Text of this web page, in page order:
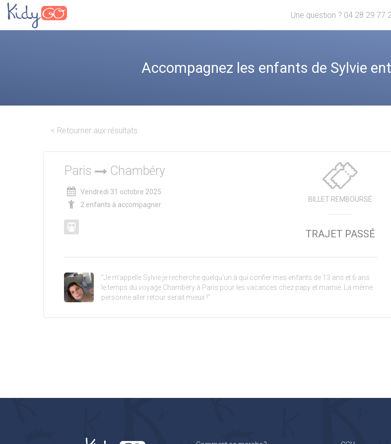
Une question ? 04 28 29 77
Accompagnez les enfants de Sylvie
< Retourner aux résultats
Paris Chambéry
Vendredi 31 octobre 2025
2 enfants à accompagner
BILLET REMBOURSÉ
TRAJET PASSÉ
"Je m'appelle Sylvie je recherche quelqu'un à qui confier mes enfants de 13 ans et 6 ans
le temps du voyage Chambéry à Paris pour les vacances chez papy et mamie. La même
personne aller retour serait mieux !"